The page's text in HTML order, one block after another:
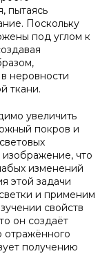
пытаясь
Поскольку
под углом к
неровности
ткани.
увеличить
покров и
что
изменений
этой задачи
и применим
свойств
он создаёт
отражённого
получению